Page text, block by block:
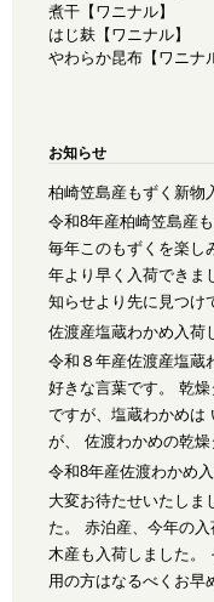
煮干【ワニナル】
はじ麸【ワニナル】
やわらか昆布【ワニナ
お知らせ
柏崎笠島産もずく新物
令和8年産柏崎笠島産
毎年このもずくを楽し
年より早く入荷できま
知らせより先に見つ
佐渡産塩蔵わかめ入荷
令和８年産佐渡産塩蔵
好きな言葉です。 乾
ですが、塩蔵わかめは
が、 佐渡わかめの乾
令和8年産佐渡わかめ
大変お待たせいたしま
た。 赤泊産、今年の
木産も入荷しました。
用の方はなるべくお